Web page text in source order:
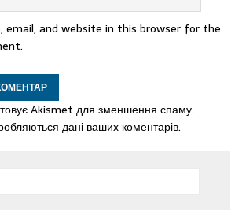
email, and website in this browser for the
Akismet для зменшення спаму.
дані ваших коментарів.